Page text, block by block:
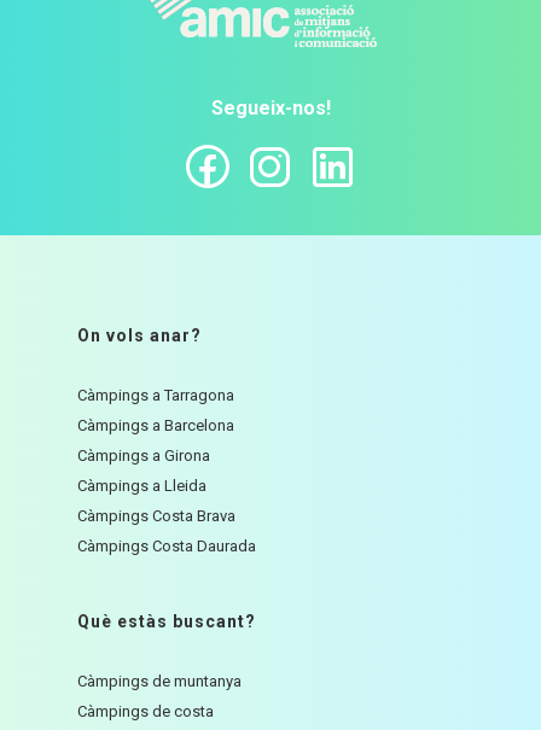
Segueix-nos!
On vols anar?
Càmpings a Tarragona
Càmpings a Barcelona
Càmpings a Girona
Càmpings a Lleida
Càmpings Costa Brava
Càmpings Costa Daurada
Què estàs buscant?
Càmpings de muntanya
Càmpings de costa